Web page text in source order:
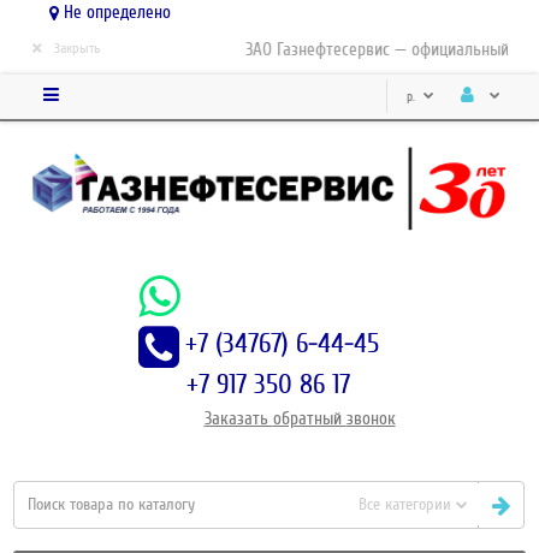
Не определено
ЗАО Газнефтесервис — официальный
× Закрыть
р.
+7 (34767) 6-44-45
+7 917 350 86 17
Заказать обратный звонок
Все категории